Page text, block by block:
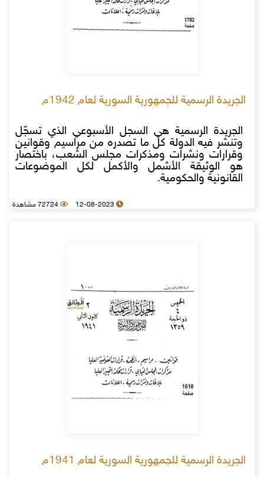
الجريدة الرسمية للجمهورية السورية لعام 1942م
الجريدة الرسمية هي السجل الأسبوعي الذي تسجّل
وتنشر فيه الدولة كل ما تصدره من مراسيم وقوانين
وقرارات ونشرات ومذكرات مجلس الشعب، باختصار
هو الوثيقة الأشمل والأكمل لكل الموضوعات
القانونية والحكومية.
12-08-2023 72724 مشاهدة
الجريدة الرسمية للجمهورية السورية لعام 1941م